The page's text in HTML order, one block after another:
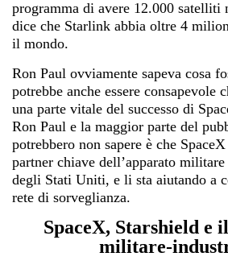
programma di avere 12.000 satelliti
dice che Starlink abbia oltre 4
il mondo.
Ron Paul ovviamente sapeva cosa
potrebbe anche essere consapevole
una parte vitale del successo di
Ron Paul e la maggior parte del
potrebbero non sapere è che
partner chiave dell’apparato
degli Stati Uniti, e li sta aiutando a
rete di sorveglianza.
SpaceX, Starshield e
militare-